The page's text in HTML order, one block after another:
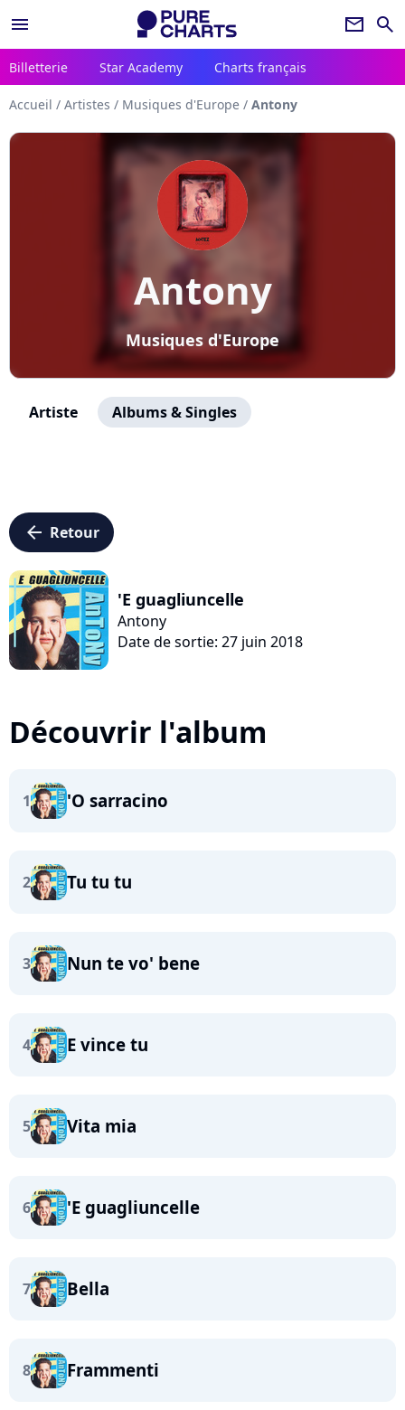
menu newsletter search
Billetterie Star Academy Charts français
Accueil / Artistes / Musiques d'Europe / Antony
Antony
Musiques d'Europe
Artiste Albums & Singles
arrow_left Retour
'E guagliuncelle
Antony
Date de sortie: 27 juin 2018
Découvrir l'album
1 'O sarracino
2 Tu tu tu
3 Nun te vo' bene
4 E vince tu
5 Vita mia
6 'E guagliuncelle
7 Bella
8 Frammenti